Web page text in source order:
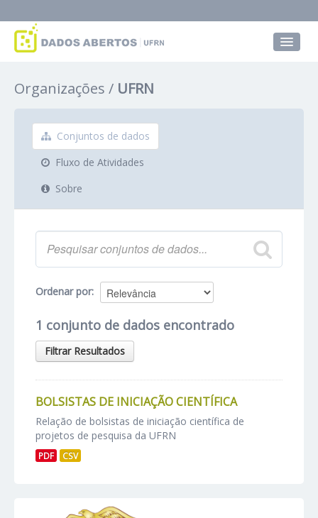
Grupos
Sobre
Organizações UFRN
Conjuntos de dados
Fluxo de Atividades
Sobre
Ordenar por
1 conjunto de dados encontrado
Filtrar Resultados
BOLSISTAS DE INICIAÇÃO CIENTÍFICA
Relação de bolsistas de iniciação científica de
projetos de pesquisa da UFRN
PDF CSV